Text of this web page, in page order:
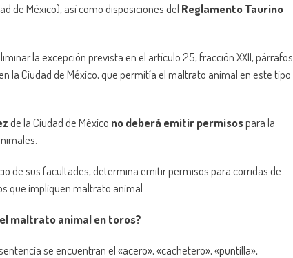
de México), así como disposiciones del Reglamento Taurino
la excepción prevista en el artículo 25, fracción XXII, párrafos
la Ciudad de México, que permitía el maltrato animal en este tipo
de la Ciudad de México no deberá emitir permisospara la
de sus facultades, determina emitir permisos para corridas de
que impliquen maltrato animal.
maltrato animal en toros?
se encuentran el «acero», «cachetero», «puntilla»,